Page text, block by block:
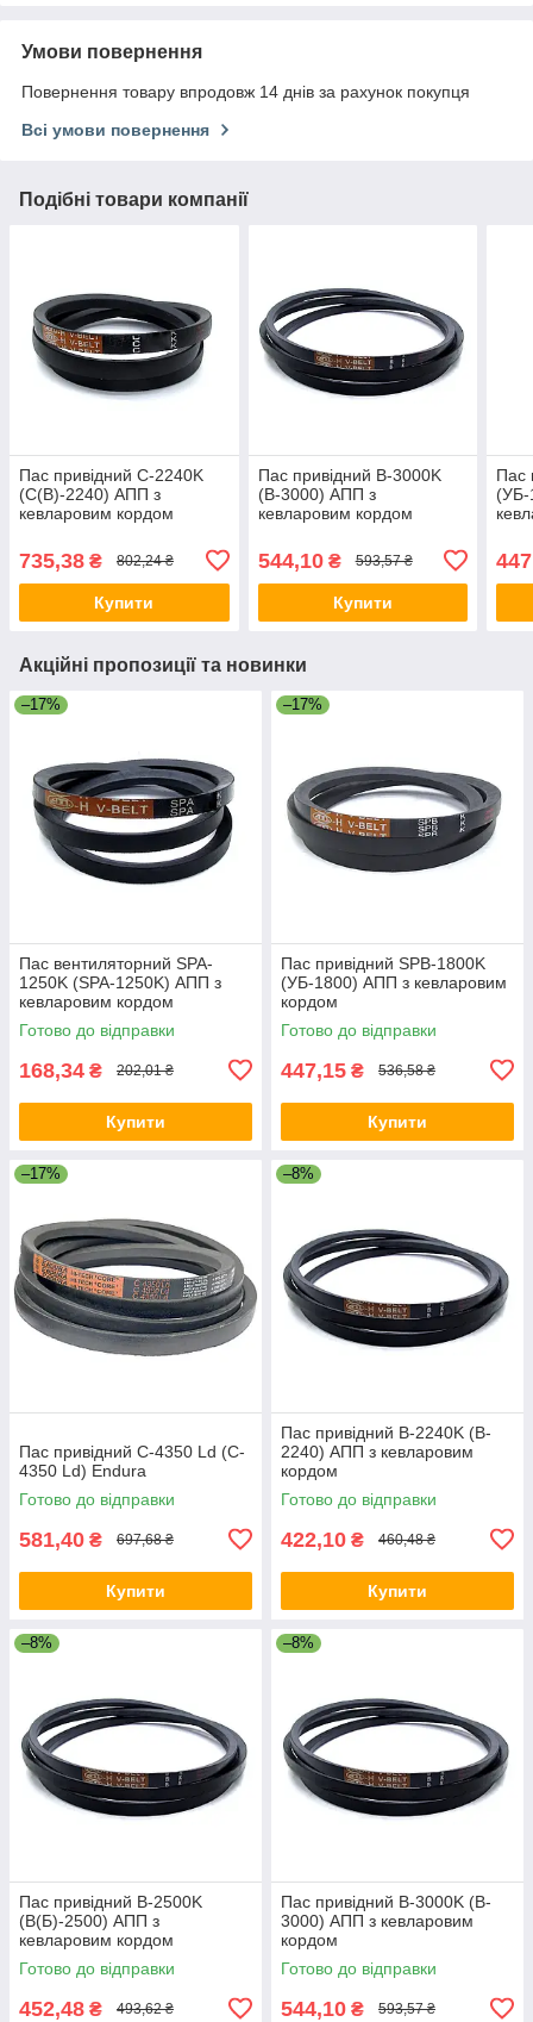
Умови повернення
Повернення товару впродовж 14 днів за рахунок покупця
Всі умови повернення
Подібні товари компанії
Пас привідний C-2240K
(C(В)-2240) АПП з
кевларовим кордом
735,38 ₴ 802,24 ₴
Купити
Пас привідний B-3000K
(B-3000) АПП з
кевларовим кордом
544,10₴ 593,57 ₴
Купити
Пас
(УБ-
Акційні пропозиції та новинки
–17%
Пас вентиляторний SPA-
1250K (SPA-1250K) АПП з
кевларовим кордом
Готово до відправки
168,34 ₴ 202,01 ₴
Купити
–17%
Пас привідний SPB-1800K
(УБ-1800) АПП з кевларовим
кордом
Готово до відправки
447,15 ₴ 536,58 ₴
Купити
–17%
Пас привідний C-4350 Ld (C-
4350 Ld) Endura
Готово до відправки
581,40 ₴ 697,68 ₴
Купити
–8%
Пас привідний B-2240K (B-
2240) АПП з кевларовим
кордом
Готово до відправки
422,10 ₴ 460,48 ₴
Купити
–8%
Пас привідний B-2500K
(B(Б)-2500) АПП з
кевларовим кордом
Готово до відправки
452,48 ₴ 493,62 ₴
–8%
Пас привідний B-3000K (B-
3000) АПП з кевларовим
кордом
Готово до відправки
544,10 ₴ 593,57 ₴